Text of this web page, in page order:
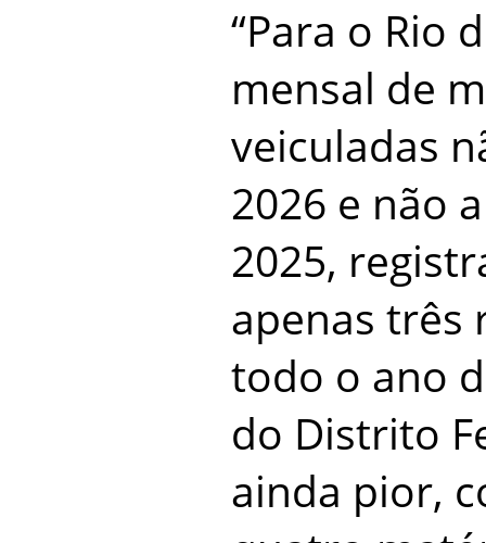
“Para o Rio
mensal de
veiculadas
2026 e não
2025,
apenas três
todo o ano
do Distrito
ainda pior,